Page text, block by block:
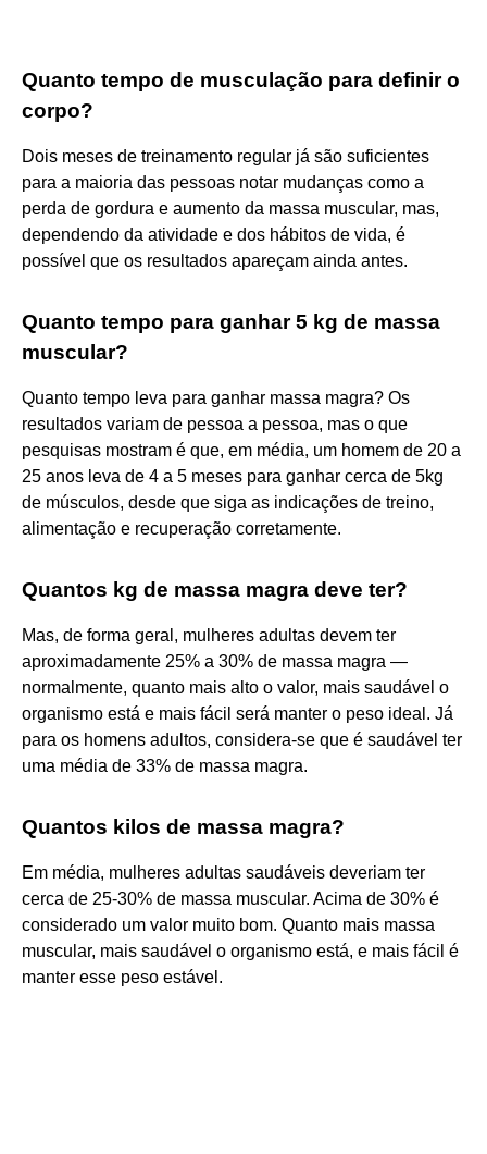
Quanto tempo de musculação para definir o
corpo?
Dois meses de treinamento regular já são suficientes
para a maioria das pessoas notar mudanças como a
perda de gordura e aumento da massa muscular, mas,
dependendo da atividade e dos hábitos de vida, é
possível que os resultados apareçam ainda antes.
Quanto tempo para ganhar 5 kg de massa
muscular?
Quanto tempo leva para ganhar massa magra? Os
resultados variam de pessoa a pessoa, mas o que
pesquisas mostram é que, em média, um homem de 20 a
25 anos leva de 4 a 5 meses para ganhar cerca de 5kg
de músculos, desde que siga as indicações de treino,
alimentação e recuperação corretamente.
Quantos kg de massa magra deve ter?
Mas, de forma geral, mulheres adultas devem ter
aproximadamente 25% a 30% de massa magra —
normalmente, quanto mais alto o valor, mais saudável o
organismo está e mais fácil será manter o peso ideal. Já
para os homens adultos, considera-se que é saudável ter
uma média de 33% de massa magra.
Quantos kilos de massa magra?
Em média, mulheres adultas saudáveis deveriam ter
cerca de 25-30% de massa muscular. Acima de 30% é
considerado um valor muito bom. Quanto mais massa
muscular, mais saudável o organismo está, e mais fácil é
manter esse peso estável.